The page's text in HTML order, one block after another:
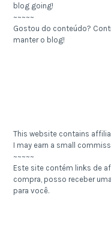
blog going!
~~~~~
Gostou do conteúdo?
manter o blog!
This website contains
I may earn a small
~~~~~
Este site contém links de
compra, posso receber
para você.